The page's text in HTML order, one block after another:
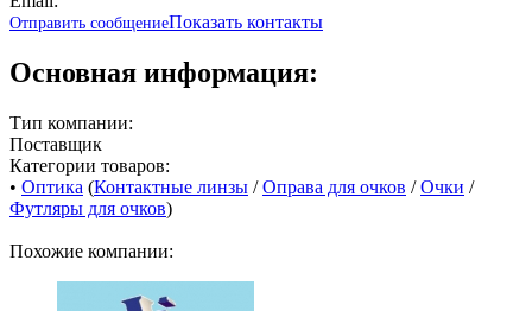
Отправить сообщениеПоказать контакты
Основная информация:
Тип компании:
Поставщик
Категории товаров:
• Оптика (Контактные линзы /Оправа для очков /Очки /
Футляры для очков)
Похожие компании: